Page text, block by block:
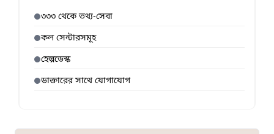
৩৩৩ থেকে তথ্য-সেবা
কল সেন্টারসমূহ
হেল্পডেস্ক
ডাক্তারের সাথে যোগাযোগ